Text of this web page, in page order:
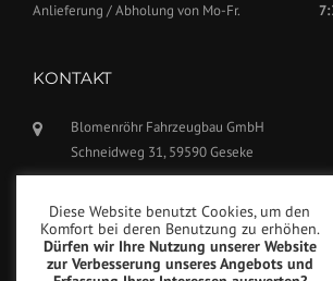
Anlieferung / Abholung von Mo-Fr.
KONTAKT
Blomenröhr Fahrzeugbau GmbH
Schneidweg 31, 59590 Geseke
Fax: +49(0)2942-5799777
info@blomenroehr.com
Diese Website benutzt Cookies, um den
Komfort bei deren Benutzung zu erhöhen.
Dürfen wir Ihre Nutzung unserer Website
zur Verbesserung unseres Angebots und